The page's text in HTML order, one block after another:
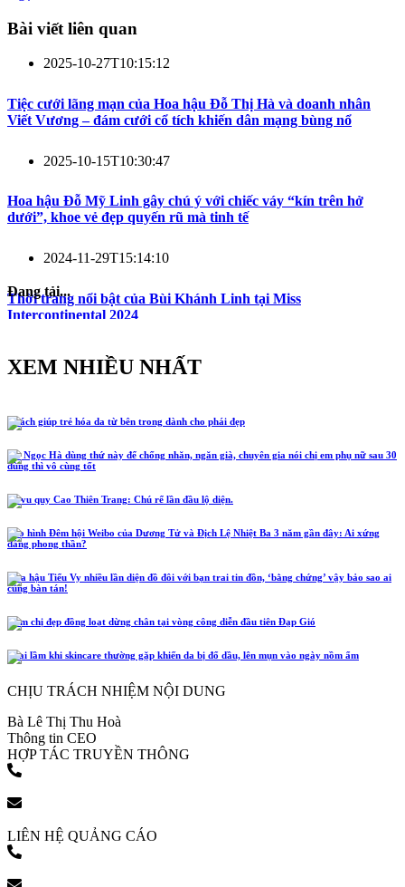
Bài viết liên quan
2025-10-27T10:15:12
Tiệc cưới lãng mạn của Hoa hậu Đỗ Thị Hà và doanh nhân
Viết Vương – đám cưới cổ tích khiến dân mạng bùng nổ
2025-10-15T10:30:47
Hoa hậu Đỗ Mỹ Linh gây chú ý với chiếc váy “kín trên hở
dưới”, khoe vẻ đẹp quyến rũ mà tinh tế
2024-11-29T15:14:10
Thời trang nổi bật của Bùi Khánh Linh tại Miss
Intercontinental 2024
Đang tải...
XEM NHIỀU NHẤT
5 cách giúp trẻ hóa da từ bên trong dành cho phái đẹp
Hồ Ngọc Hà dùng thứ này để chống nhăn, ngăn già, chuyên gia nói chị em phụ nữ sau 30
dùng thì vô cùng tốt
Lễ vu quy Cao Thiên Trang: Chú rể lần đầu lộ diện.
Tạo hình Đêm hội Weibo của Dương Tử và Địch Lệ Nhiệt Ba 3 năm gần đây: Ai xứng
đáng phong thần?
Hoa hậu Tiểu Vy nhiều lần diện đồ đôi với bạn trai tin đồn, ‘bằng chứng’ vậy bảo sao ai
cũng bàn tán!
Năm chị đẹp đồng loạt dừng chân tại vòng công diễn đầu tiên Đạp Gió
4 sai lầm khi skincare thường gặp khiến da bị đổ dầu, lên mụn vào ngày nồm ẩm
CHỊU TRÁCH NHIỆM NỘI DUNG
Bà Lê Thị Thu Hoà
Thông tin CEO
HỢP TÁC TRUYỀN THÔNG
LIÊN HỆ QUẢNG CÁO